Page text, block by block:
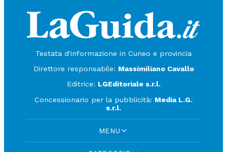
Testata d'informazione in Cuneo e provincia
Direttore responsabile: Massimiliano Cavallo
Editrice: LGEditoriale s.r.l.
Concessionario per la pubblicità: Media L.G.
s.r.l.
MENU